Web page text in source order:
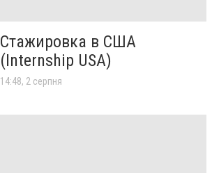
Стажировка в США
(Internship USA)
14:48, 2 серпня